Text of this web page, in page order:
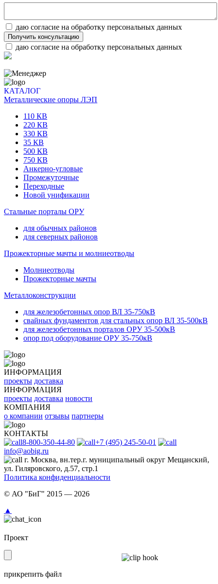
даю согласие на обработку персональных данных
Получить консультацию
даю согласие на обработку персональных данных
КАТАЛОГ
Металлические опоры ЛЭП
110 КВ
220 КВ
330 КВ
35 КВ
500 КВ
750 КВ
Анкерно-угловые
Промежуточные
Переходные
Новой унификации
Стальные порталы ОРУ
для обычных районов
для северных районов
Прожекторные мачты и молниеотводы
Молниеотводы
Прожекторные мачты
Металлоконструкции
для железобетонных опор ВЛ 35-750кВ
свайных фундаментов для стальных опор ВЛ 35-500кВ
для железобетонных порталов ОРУ 35-500кВ
опор под оборудование ОРУ 35-750кВ
ИНФОРМАЦИЯ
проекты доставка
ИНФОРМАЦИЯ
проекты доставка новости
КОМПАНИЯ
о компании отзывы партнеры
КОНТАКТЫ
8-800-350-44-80
+7 (495) 245-50-01
info@aobig.ru
г. Москва, вн.тер.г. муниципальный округ Мещанский,
ул. Гиляровского, д.57, стр.1
Политика конфиденциальности
© АО "БиГ" 2015 — 2026
▲
Проект
прикрепить файл